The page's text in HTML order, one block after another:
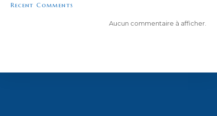
Recent Comments
Aucun commentaire à afficher.